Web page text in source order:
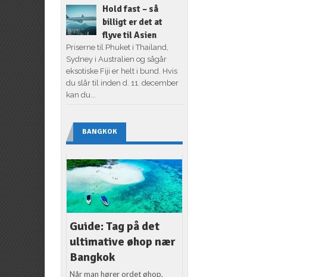
Hold fast – så
billigt er det at
flyve til Asien
Priserne til Phuket i Thailand,
Sydney i Australien og sågår
eksotiske Fiji er helt i bund. Hvis
du slår til inden d. 11. december
kan du...
BANGKOK
Guide: Tag på det
ultimative øhop nær
Bangkok
Når man hører ordet øhop,